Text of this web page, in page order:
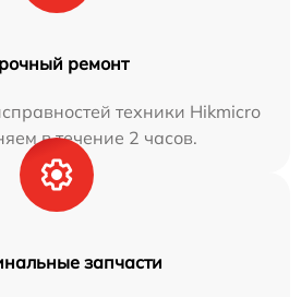
ремонт
техники Hikmicro
в течение 2 часов.
запчасти